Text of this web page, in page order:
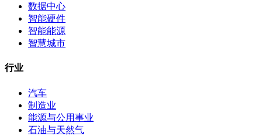
数据中心
智能硬件
智能能源
智慧城市
行业
汽车
制造业
能源与公用事业
石油与天然气